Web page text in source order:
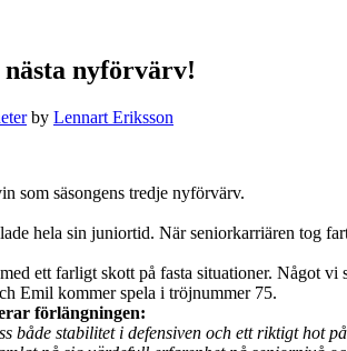
nästa nyförvärv!
by Lennart Eriksson
som säsongens tredje nyförvärv.
hela sin juniortid. När seniorkarriären tog
ett farligt skott på fasta situationer. Något
Emil kommer spela i tröjnummer 75.
förlängningen:
både stabilitet i defensiven och ett riktigt hot